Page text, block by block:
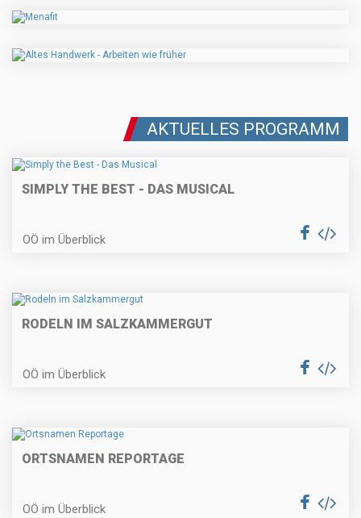
AKTUELLES PROGRAMM
SIMPLY THE BEST - DAS MUSICAL
OÖ im Überblick
RODELN IM SALZKAMMERGUT
OÖ im Überblick
ORTSNAMEN REPORTAGE
OÖ im Überblick